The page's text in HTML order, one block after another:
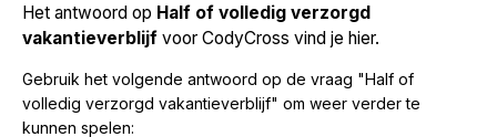
Het antwoord op Half of volledig verzorgd
vakantieverblijf voor CodyCross vind je hier.
Gebruik het volgende antwoord op de vraag "Half of
volledig verzorgd vakantieverblijf" om weer verder te
kunnen spelen: